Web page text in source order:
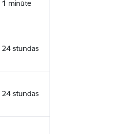
1 minūte
24 stundas
24 stundas